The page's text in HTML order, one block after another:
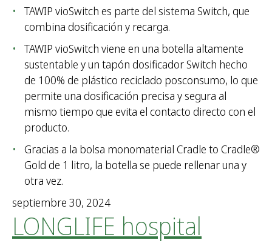
TAWIP vioSwitch es parte del sistema Switch, que
combina dosificación y recarga.
TAWIP vioSwitch viene en una botella altamente
sustentable y un tapón dosificador Switch hecho
de 100% de plástico reciclado posconsumo, lo que
permite una dosificación precisa y segura al
mismo tiempo que evita el contacto directo con el
producto.
Gracias a la bolsa monomaterial Cradle to Cradle®
Gold de 1 litro, la botella se puede rellenar una y
otra vez.
septiembre 30, 2024
LONGLIFE hospital